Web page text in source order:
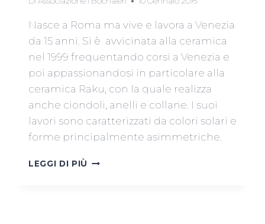
Nasce a Roma ma vive e lavora a Venezia
da 15 anni. Si è avvicinata alla ceramica
nel 1999 frequentando corsi a Venezia e
poi appassionandosi in particolare alla
ceramica Raku, con la quale realizza
anche ciondoli, anelli e collane. I suoi
lavori sono caratterizzati da colori solari e
forme principalmente asimmetriche.
LEGGI DI PIÙ FRANCESCA